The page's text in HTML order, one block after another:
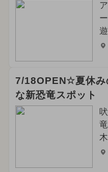
7/18OPEN☆夏休み
な新恐竜スポット